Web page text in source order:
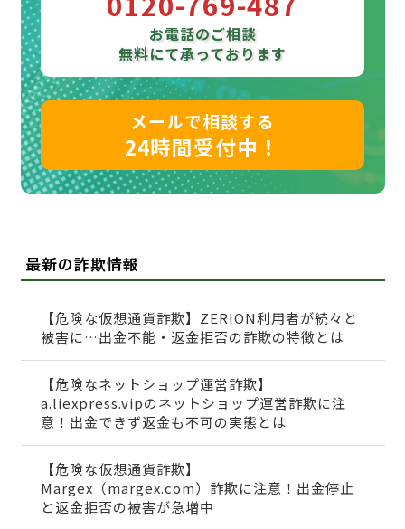
お電話のご相談
無料にて承っております
メールで相談する
24時間受付中！
最新の詐欺情報
【危険な仮想通貨詐欺】ZERION利用者が続々と
被害に…出金不能・返金拒否の詐欺の特徴とは
【危険なネットショップ運営詐欺】
a.liexpress.vipのネットショップ運営詐欺に注
意！出金できず返金も不可の実態とは
【危険な仮想通貨詐欺】
Margex（margex.com）詐欺に注意！出金停止
と返金拒否の被害が急増中